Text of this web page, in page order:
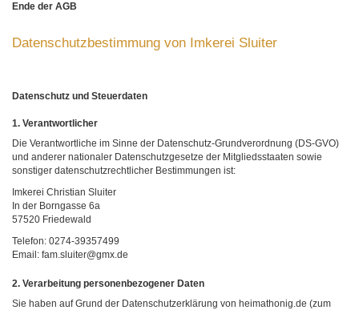
Ende der AGB
Datenschutzbestimmung von Imkerei Sluiter
Datenschutz und Steuerdaten
1. Verantwortlicher
Die Verantwortliche im Sinne der Datenschutz-Grundverordnung (DS-GVO)
und anderer nationaler Datenschutzgesetze der Mitgliedsstaaten sowie
sonstiger datenschutzrechtlicher Bestimmungen ist:
Imkerei Christian Sluiter
In der Borngasse 6a
57520 Friedewald
Telefon: 0274-39357499
Email: fam.sluiter@gmx.de
2. Verarbeitung personenbezogener Daten
Sie haben auf Grund der Datenschutzerklärung von heimathonig.de (zum